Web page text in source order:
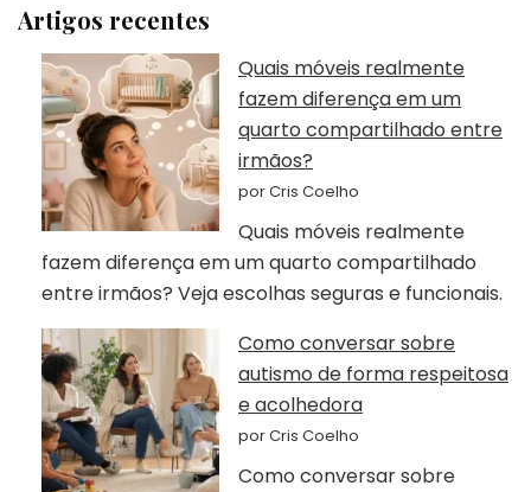
Artigos recentes
Quais móveis realmente
fazem diferença em um
quarto compartilhado entre
irmãos?
por Cris Coelho
Quais móveis realmente
fazem diferença em um quarto compartilhado
entre irmãos? Veja escolhas seguras e funcionais.
Como conversar sobre
autismo de forma respeitosa
e acolhedora
por Cris Coelho
Como conversar sobre